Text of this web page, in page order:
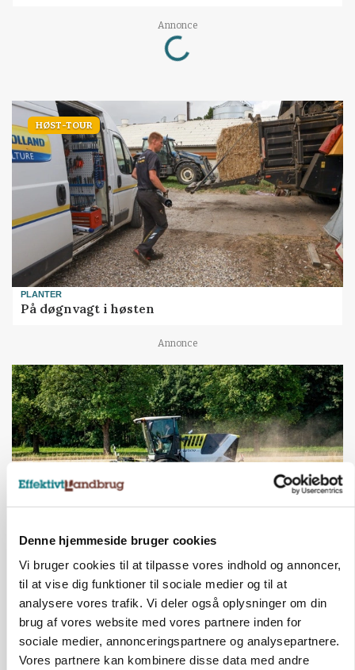
Denne hjemmeside bruger cookies
Vi bruger cookies til at tilpasse vores indhold og annoncer,
til at vise dig funktioner til sociale medier og til at
analysere vores trafik. Vi deler også oplysninger om din
brug af vores website med vores partnere inden for
sociale medier, annonceringspartnere og analysepartnere.
Vores partnere kan kombinere disse data med andre
Annonce
Loading...
HØST-TOUR
PLANTER
På døgnvagt i høsten
Annonce
Forserie til selvkørende skårlægger afprøves i år
Annonce
ARRANGEMENT
Markvandring sætter fokus på elefantgræs